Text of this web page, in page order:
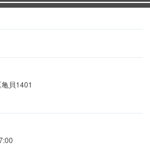
サラダ／ドリンク／日替わりデ
ポリタン…こだわりぬいた特製
ハンバーグに半熟玉子が旨い
と野菜の旨みたっぷりカレー♪
貝1401